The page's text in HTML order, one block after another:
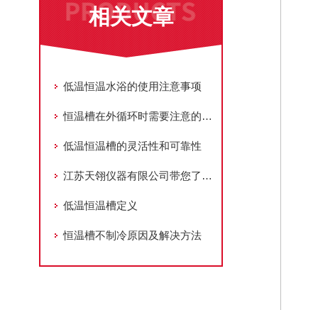
相关文章
低温恒温水浴的使用注意事项
恒温槽在外循环时需要注意的事项
低温恒温槽的灵活性和可靠性
江苏天翎仪器有限公司带您了解低温恒温槽怎么选择
低温恒温槽定义
恒温槽不制冷原因及解决方法